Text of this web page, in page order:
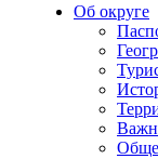
Об округе